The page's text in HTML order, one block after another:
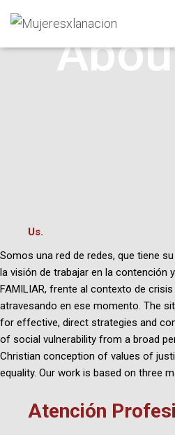
Us.
Somos una red de redes, que tiene
la visión de trabajar en la contención
FAMILIAR, frente al contexto de
atravesando en ese momento. The
for effective, direct strategies and
of social vulnerability from a broad
Christian conception of values of
equality. Our work is based on three
Atención